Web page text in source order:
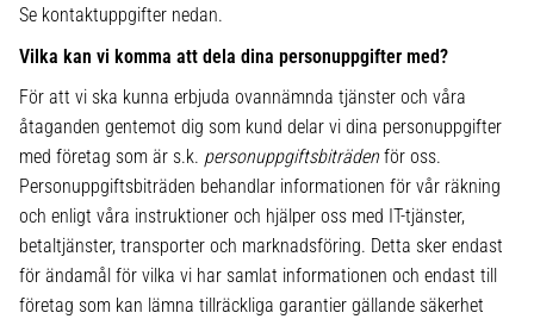
Se kontaktuppgifter nedan.
Vilka kan vi komma att dela dina personuppgifter med?
För att vi ska kunna erbjuda ovannämnda tjänster och våra
åtaganden gentemot dig som kund delar vi dina personuppgifter
med företag som är s.k. personuppgiftsbiträdenför oss.
Personuppgiftsbiträden behandlar informationen för vår räkning
och enligt våra instruktioner och hjälper oss med IT-tjänster,
betaltjänster, transporter och marknadsföring. Detta sker endast
för ändamål för vilka vi har samlat informationen och endast till
företag som kan lämna tillräckliga garantier gällande säkerhet